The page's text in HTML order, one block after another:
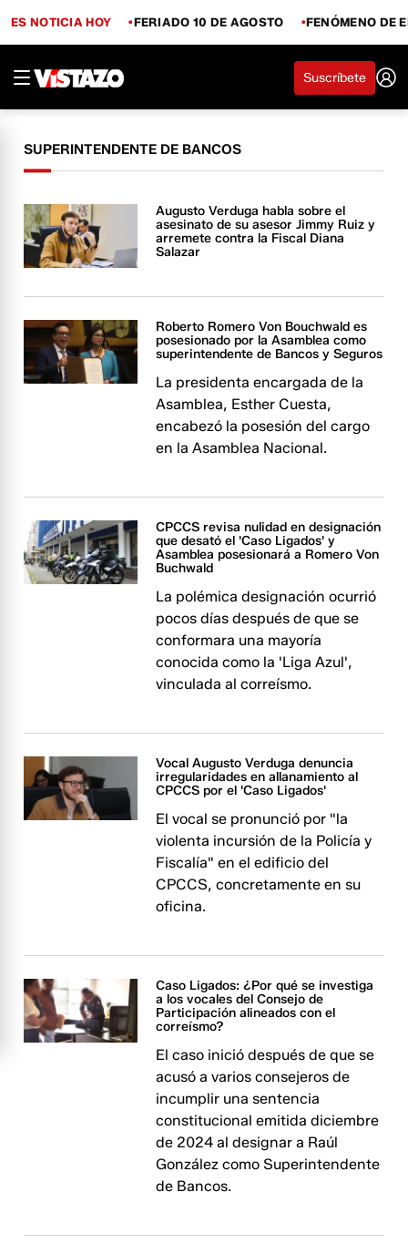
ES NOTICIA HOY FERIADO 10 DE AGOSTO FENÓMENO DE
Suscríbete
SUPERINTENDENTE DE BANCOS
Augusto Verduga habla sobre el
asesinato de su asesor Jimmy Ruiz y
arremete contra la Fiscal Diana
Salazar
Roberto Romero Von Bouchwald es
posesionado por la Asamblea como
superintendente de Bancos y Seguros
La presidenta encargada de la
Asamblea, Esther Cuesta,
encabezó la posesión del cargo
en la Asamblea Nacional.
CPCCS revisa nulidad en designación
que desató el 'Caso Ligados' y
Asamblea posesionará a Romero Von
Buchwald
La polémica designación ocurrió
pocos días después de que se
conformara una mayoría
conocida como la 'Liga Azul',
vinculada al correísmo.
Vocal Augusto Verduga denuncia
irregularidades en allanamiento al
CPCCS por el 'Caso Ligados'
El vocal se pronunció por "la
violenta incursión de la Policía y
Fiscalía" en el edificio del
CPCCS, concretamente en su
oficina.
Caso Ligados: ¿Por qué se investiga
a los vocales del Consejo de
Participación alineados con el
correísmo?
El caso inició después de que se
acusó a varios consejeros de
incumplir una sentencia
constitucional emitida diciembre
de 2024 al designar a Raúl
González como Superintendente
de Bancos.